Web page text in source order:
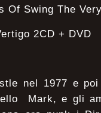
Of Swing The
2CD + DVD
nel 1977 e
Mark, e gli